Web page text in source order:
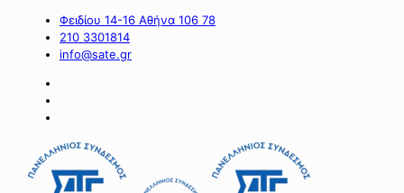
Φειδίου 14-16 Αθήνα 106 78
210 3301814
info@sate.gr